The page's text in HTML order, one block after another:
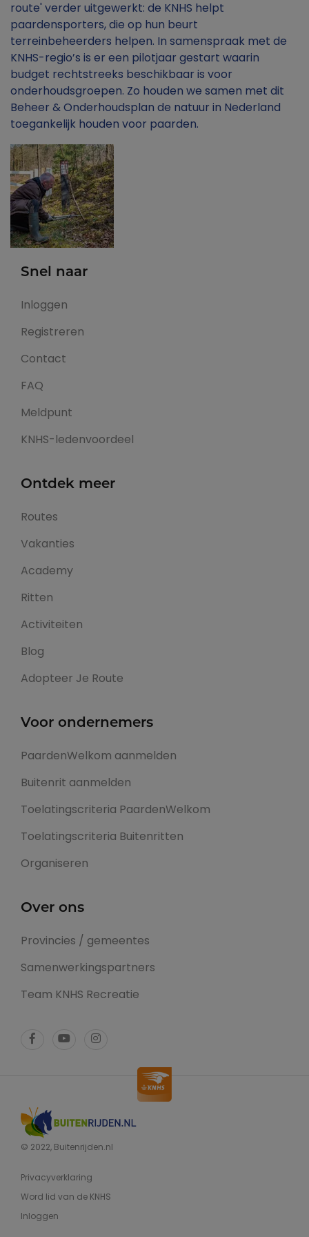
route' verder uitgewerkt: de KNHS helpt
paardensporters, die op hun beurt
terreinbeheerders helpen. In samenspraak met de
KNHS-regio’s is er een pilotjaar gestart waarin
budget rechtstreeks beschikbaar is voor
onderhoudsgroepen. Zo houden we samen met dit
Beheer & Onderhoudsplan de natuur in Nederland
toegankelijk houden voor paarden.
Snel naar
Inloggen
Registreren
Contact
FAQ
Meldpunt
KNHS-ledenvoordeel
Ontdek meer
Routes
Vakanties
Academy
Ritten
Activiteiten
Blog
Adopteer Je Route
Voor ondernemers
PaardenWelkom aanmelden
Buitenrit aanmelden
Toelatingscriteria PaardenWelkom
Toelatingscriteria Buitenritten
Organiseren
Over ons
Provincies / gemeentes
Samenwerkingspartners
Team KNHS Recreatie
© 2022, Buitenrijden.nl
Privacyverklaring
Word lid van de KNHS
Inloggen